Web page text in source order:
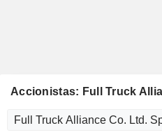
Accionistas: Full Truck